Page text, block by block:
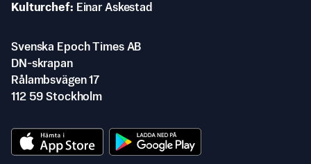
Kulturchef
Einar Askestad
Svenska Epoch Times AB
DN-skrapan
Rålambsvägen 17
112 59 Stockholm